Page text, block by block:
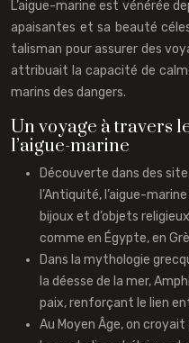
L’aigue-marine est vénérée
apaisantes et sa beauté
talisman pour assurer des
attribuait la capacité de
marins des dangers.
Un voyage à travers
l’aigue-marine
Découverte dans des
l’Antiquité, l’aigue-
bijoux et d’objets
comme en Égypte, en
Dans la mythologie
la déesse de la mer,
paix, renforçant le lien
Au Moyen Âge, on